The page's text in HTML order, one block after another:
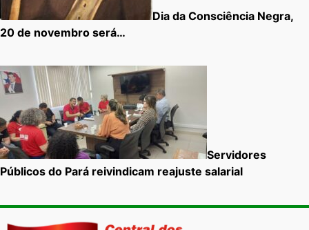
Dia da Consciência Negra,
20 de novembro será…
Servidores
Públicos do Pará reivindicam reajuste salarial